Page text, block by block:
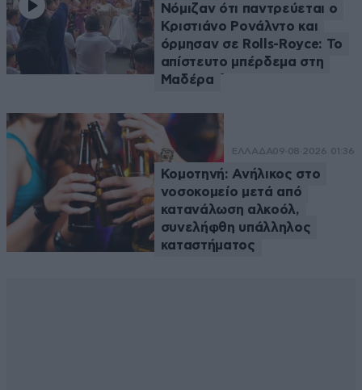
Νόμιζαν ότι παντρεύεται ο
Κριστιάνο Ρονάλντο και
όρμησαν σε Rolls-Royce: Το
απίστευτο μπέρδεμα στη
Μαδέρα
ΕΛΛΑΔΑ09·08·2026 01:36
Κομοτηνή: Ανήλικος στο
νοσοκομείο μετά από
κατανάλωση αλκοόλ,
συνελήφθη υπάλληλος
καταστήματος